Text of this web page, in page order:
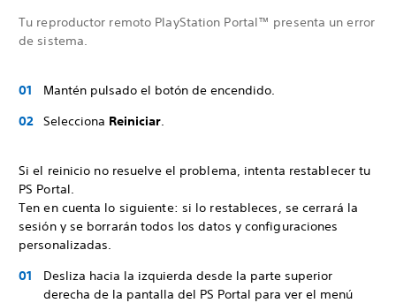
Tu reproductor remoto PlayStation Portal™ presenta un error
de sistema.
Mantén pulsado el botón de encendido.
Selecciona Reiniciar.
Si el reinicio no resuelve el problema, intenta restablecer tu
PS Portal.
Ten en cuenta lo siguiente: si lo restableces, se cerrará la
sesión y se borrarán todos los datos y configuraciones
personalizadas.
Desliza hacia la izquierda desde la parte superior
derecha de la pantalla del PS Portal para ver el menú